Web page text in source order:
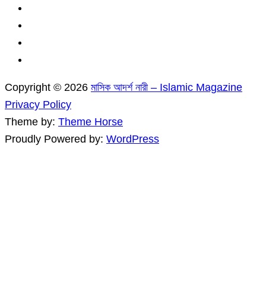
Copyright © 2026 মাসিক আদর্শ নারী – Islamic Magazine
Privacy Policy
Theme by: Theme Horse
Proudly Powered by: WordPress